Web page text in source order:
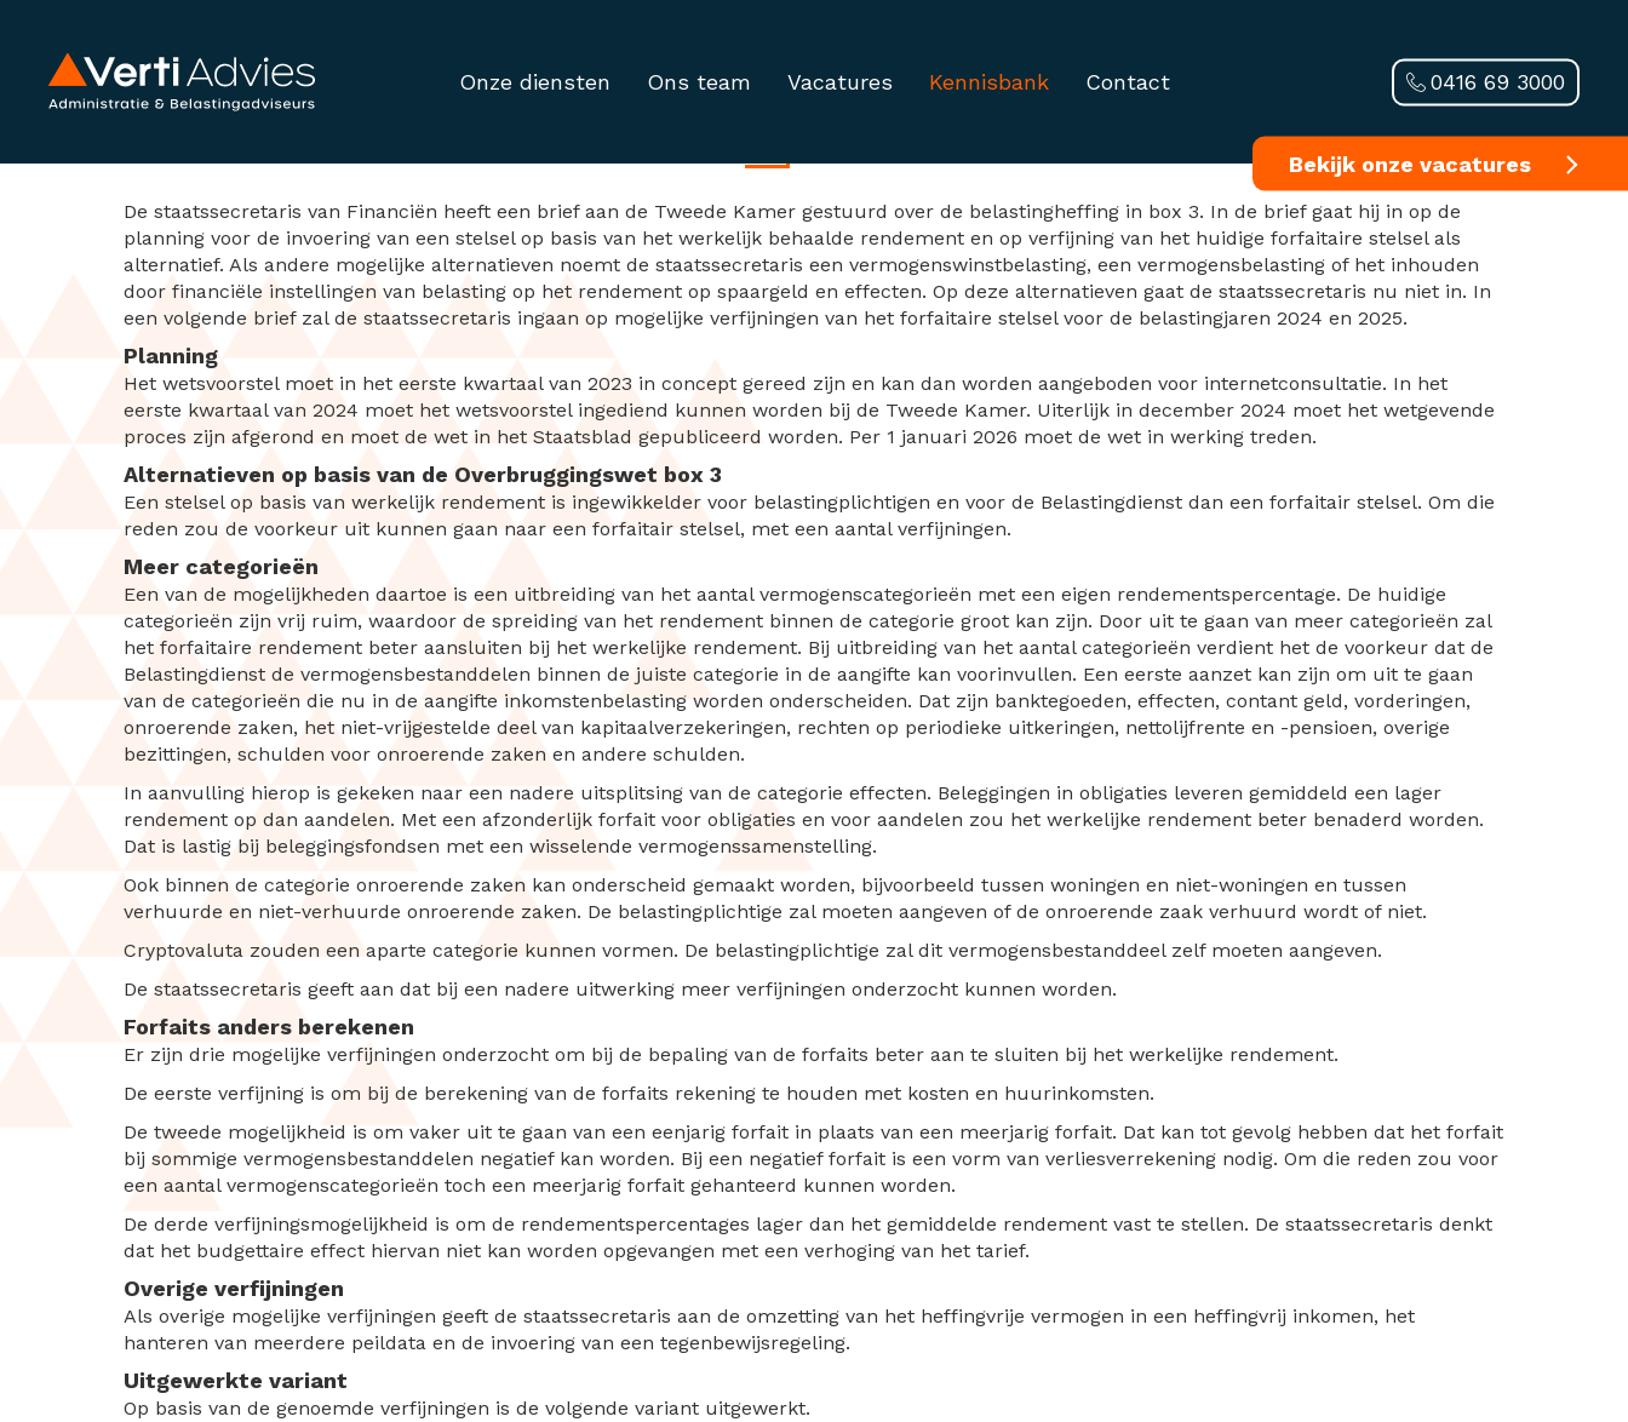
Onze diensten Ons team Vacatures Kennisbank Contact
Bekijk onze vacatures
0416 69 3000
De staatssecretaris van Financiën heeft een brief aan de Tweede Kamer gestuurd over de belastingheffing in box 3. In de brief gaat hij in op de
planning voor de invoering van een stelsel op basis van het werkelijk behaalde rendement en op verfijning van het huidige forfaitaire stelsel als
alternatief. Als andere mogelijke alternatieven noemt de staatssecretaris een vermogenswinstbelasting, een vermogensbelasting of het inhouden
door financiële instellingen van belasting op het rendement op spaargeld en effecten. Op deze alternatieven gaat de staatssecretaris nu niet in. In
een volgende brief zal de staatssecretaris ingaan op mogelijke verfijningen van het forfaitaire stelsel voor de belastingjaren 2024 en 2025.
Planning
Het wetsvoorstel moet in het eerste kwartaal van 2023 in concept gereed zijn en kan dan worden aangeboden voor internetconsultatie. In het
eerste kwartaal van 2024 moet het wetsvoorstel ingediend kunnen worden bij de Tweede Kamer. Uiterlijk in december 2024 moet het wetgevende
proces zijn afgerond en moet de wet in het Staatsblad gepubliceerd worden. Per 1 januari 2026 moet de wet in werking treden.
Alternatieven op basis van de Overbruggingswet box 3
Een stelsel op basis van werkelijk rendement is ingewikkelder voor belastingplichtigen en voor de Belastingdienst dan een forfaitair stelsel. Om die
reden zou de voorkeur uit kunnen gaan naar een forfaitair stelsel, met een aantal verfijningen.
Meer categorieën
Een van de mogelijkheden daartoe is een uitbreiding van het aantal vermogenscategorieën met een eigen rendementspercentage. De huidige
categorieën zijn vrij ruim, waardoor de spreiding van het rendement binnen de categorie groot kan zijn. Door uit te gaan van meer categorieën zal
het forfaitaire rendement beter aansluiten bij het werkelijke rendement. Bij uitbreiding van het aantal categorieën verdient het de voorkeur dat de
Belastingdienst de vermogensbestanddelen binnen de juiste categorie in de aangifte kan voorinvullen. Een eerste aanzet kan zijn om uit te gaan
van de categorieën die nu in de aangifte inkomstenbelasting worden onderscheiden. Dat zijn banktegoeden, effecten, contant geld, vorderingen,
onroerende zaken, het niet-vrijgestelde deel van kapitaalverzekeringen, rechten op periodieke uitkeringen, nettolijfrente en -pensioen, overige
bezittingen, schulden voor onroerende zaken en andere schulden.
In aanvulling hierop is gekeken naar een nadere uitsplitsing van de categorie effecten. Beleggingen in obligaties leveren gemiddeld een lager
rendement op dan aandelen. Met een afzonderlijk forfait voor obligaties en voor aandelen zou het werkelijke rendement beter benaderd worden.
Dat is lastig bij beleggingsfondsen met een wisselende vermogenssamenstelling.
Ook binnen de categorie onroerende zaken kan onderscheid gemaakt worden, bijvoorbeeld tussen woningen en niet-woningen en tussen
verhuurde en niet-verhuurde onroerende zaken. De belastingplichtige zal moeten aangeven of de onroerende zaak verhuurd wordt of niet.
Cryptovaluta zouden een aparte categorie kunnen vormen. De belastingplichtige zal dit vermogensbestanddeel zelf moeten aangeven.
De staatssecretaris geeft aan dat bij een nadere uitwerking meer verfijningen onderzocht kunnen worden.
Forfaits anders berekenen
Er zijn drie mogelijke verfijningen onderzocht om bij de bepaling van de forfaits beter aan te sluiten bij het werkelijke rendement.
De eerste verfijning is om bij de berekening van de forfaits rekening te houden met kosten en huurinkomsten.
De tweede mogelijkheid is om vaker uit te gaan van een eenjarig forfait in plaats van een meerjarig forfait. Dat kan tot gevolg hebben dat het forfait
bij sommige vermogensbestanddelen negatief kan worden. Bij een negatief forfait is een vorm van verliesverrekening nodig. Om die reden zou voor
een aantal vermogenscategorieën toch een meerjarig forfait gehanteerd kunnen worden.
De derde verfijningsmogelijkheid is om de rendementspercentages lager dan het gemiddelde rendement vast te stellen. De staatssecretaris denkt
dat het budgettaire effect hiervan niet kan worden opgevangen met een verhoging van het tarief.
Overige verfijningen
Als overige mogelijke verfijningen geeft de staatssecretaris aan de omzetting van het heffingvrije vermogen in een heffingvrij inkomen, het
hanteren van meerdere peildata en de invoering van een tegenbewijsregeling.
Uitgewerkte variant
Op basis van de genoemde verfijningen is de volgende variant uitgewerkt.